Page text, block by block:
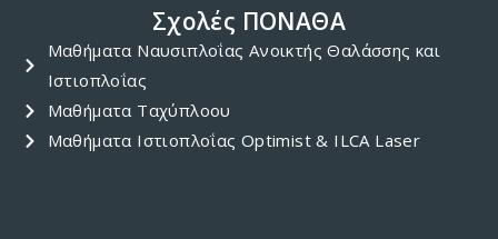
Σχολές ΠΟΝΑΘΑ
Μαθήματα Ναυσιπλοΐας Ανοικτής Θαλάσσης και
Ιστιοπλοΐας
Μαθήματα Ταχύπλοου
Μαθήματα Ιστιοπλοΐας Optimist & ILCA Laser